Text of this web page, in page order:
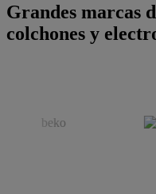
Grandes marcas
colchones y